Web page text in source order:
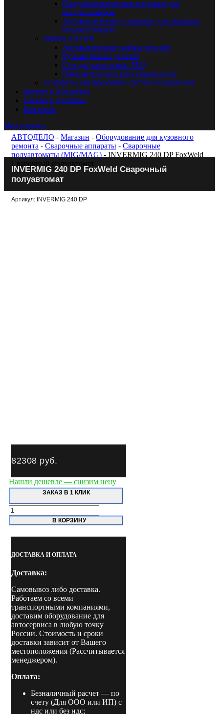
Полуавтоматические заправки для
кондиционеров
Автоматические установки для заправки
кондиционеров
Мойки деталей
Автоматические мойки деталей
Ручные мойки деталей
Стенды опрессовки ГБЦ
Пневматические рассухариватели
Аппараты для промывки систем охлаждения
Кредит и рассрочка
Оплата и доставка
Контакты
Моя корзина
АВТОДЕЛО - Магазин - Оборудование для кузовного
ремонта - Сварочные аппараты - Сварочные
полуавтоматы (MIG/MAG) - INVERMIG 240 DP FoxWeld
Сварочный полуавтомат
INVERMIG 240 DP FoxWeld Сварочный
полуавтомат
Артикул: INVERMIG 240 DP
82308 руб.
Нашли дешевле — снизим цену
ЗАКАЗ В 1 КЛИК
Количество
товара
INVERMIG
240
FoxWeld
полуавтомат
В КОРЗИНУ
ДОСТАВКА И ОПЛАТА
Доставка:
Самовывоз либо доставка.
Работаем со всеми
транспортными компаниями,
доставим оборудование для
автосервиса в любую точку
России. Стоимость и сроки
доставки зависит от Вашего
местоположения (Рассчитывается
менеджером).
Оплата:
Безналичный расчет — по
счету (Для ООО или ИП) с
ндс или без ндс;